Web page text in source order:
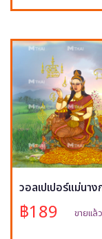
วอลเปเปอร์แม่นาง
฿189 ขายแล้